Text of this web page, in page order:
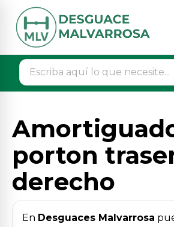
Inicio Piezas vehículos
Amortiguador porton trasero derecho
porton
derecho
En Desguaces Malvarrosa